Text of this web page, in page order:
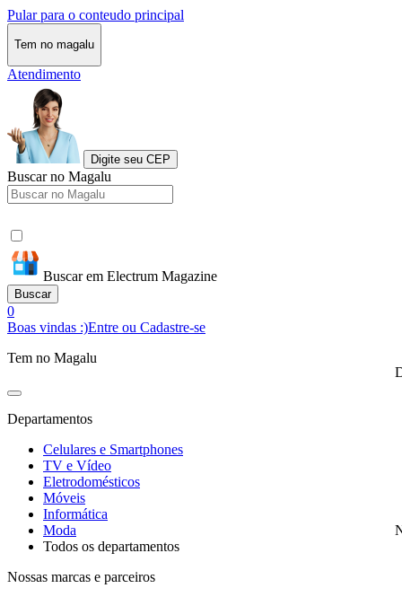
Pular para o conteudo principal
Tem no magalu
Atendimento
Digite seu CEP
Buscar no Magalu
Buscar em Electrum Magazine
Buscar
0
Boas vindas :)Entre ou Cadastre-se
Tem no Magalu
Departamentos
Celulares e Smartphones
TV e Vídeo
Eletrodomésticos
Móveis
Informática
Moda
Todos os departamentos
Nossas marcas e parceiros